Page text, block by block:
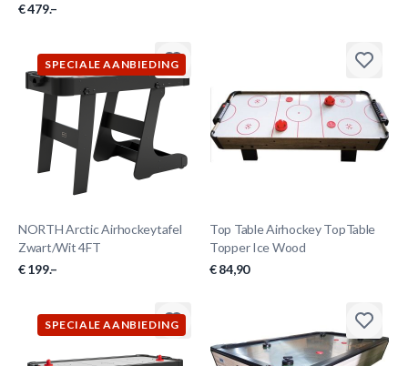
€ 479.–
SPECIALE AANBIEDING
NORTH Arctic Airhockeytafel
Zwart/Wit 4FT
€ 199.–
Top Table Airhockey TopTable
Topper Ice Wood
€ 84,90
SPECIALE AANBIEDING